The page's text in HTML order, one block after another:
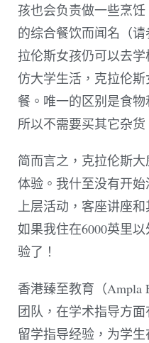
孩也会负责做一些烹
的综合餐饮而闻名（
拉伦斯女孩仍可以去
仿大学生活，克拉伦
餐。唯一的区别是食
所以不需要买其它杂货
简而言之，克拉伦斯
体验。我什至没有开
上层活动，客座讲座
如果我住在6000英里
验了！
香港臻至教育（Ampla
团队，在学术指导方
留学指导经验，为学